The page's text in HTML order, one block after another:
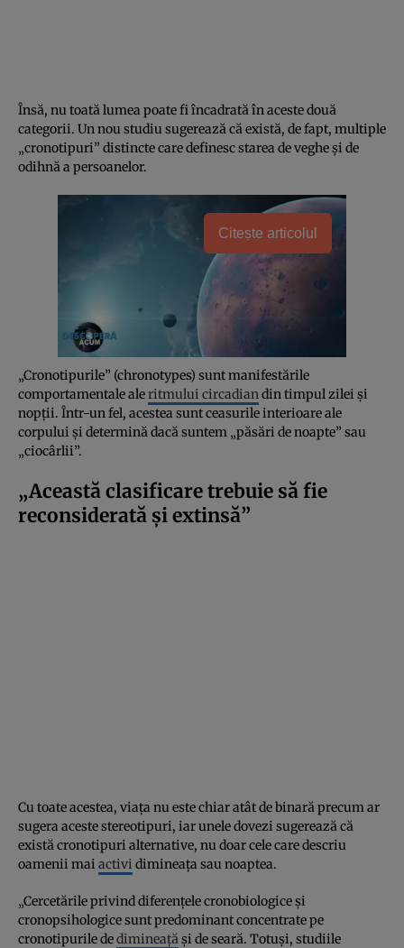
Însă, nu toată lumea poate fi încadrată în aceste două
categorii. Un nou studiu sugerează că există, de fapt, multiple
„cronotipuri” distincte care definesc starea de veghe și de
odihnă a persoanelor.
Citește articolul
„Cronotipurile” (chronotypes) sunt manifestările
comportamentale aleritmului circadiandin timpul zilei și
nopții. Într-un fel, acestea sunt ceasurile interioare ale
corpului și determină dacă suntem „păsări de noapte” sau
„ciocârlii”.
„Această clasificare trebuie să fie
reconsiderată și extinsă”
Cu toate acestea, viața nu este chiar atât de binară precum ar
sugera aceste stereotipuri, iar unele dovezi sugerează că
există cronotipuri alternative, nu doar cele care descriu
oamenii mai activi dimineața sau noaptea.
„Cercetările privind diferențele cronobiologice și
cronopsihologice sunt predominant concentrate pe
cronotipurile dedimineațăși de seară. Totuși, studiile